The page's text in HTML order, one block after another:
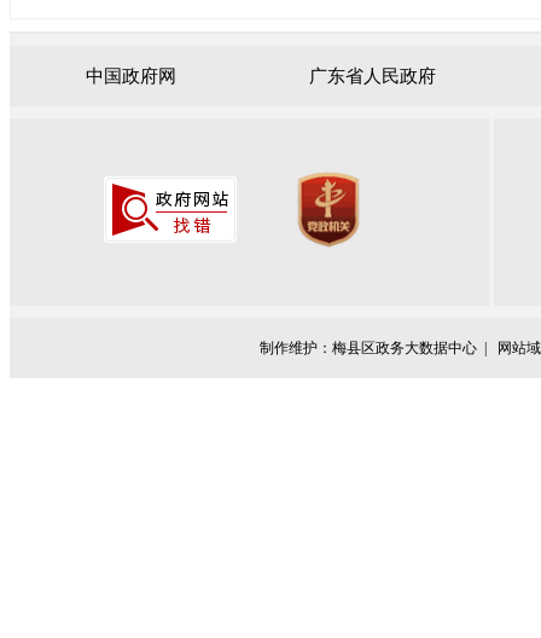
中国政府网 广东省人民政府
制作维护：梅县区政务大数据中心 | 网站